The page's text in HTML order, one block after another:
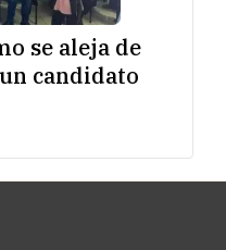
se aleja de
candidato